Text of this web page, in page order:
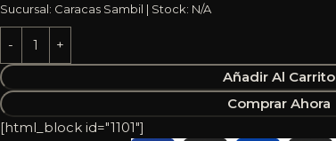
Sucursal: Caracas Sambil | Stock: N/A
Añadir Al Carrito
Comprar Ahora
[html_block id="1101"]